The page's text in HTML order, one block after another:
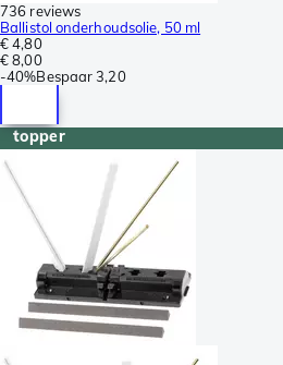
736 reviews
Ballistol onderhoudsolie, 50 ml
€ 4,80
€ 8,00
-40%Bespaar 3,20
topper